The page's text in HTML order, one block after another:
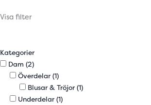
Visa filter
Kategorier
Dam (2)
Överdelar (1)
Blusar & Tröjor (1)
Underdelar (1)